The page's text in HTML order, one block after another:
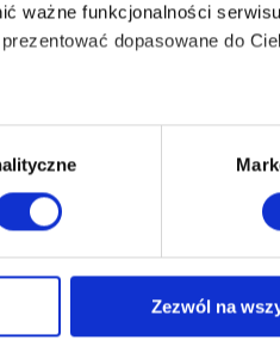
ważne funkcjonalności
dopasowane do
serwisu - są także takie,
Zezwól na